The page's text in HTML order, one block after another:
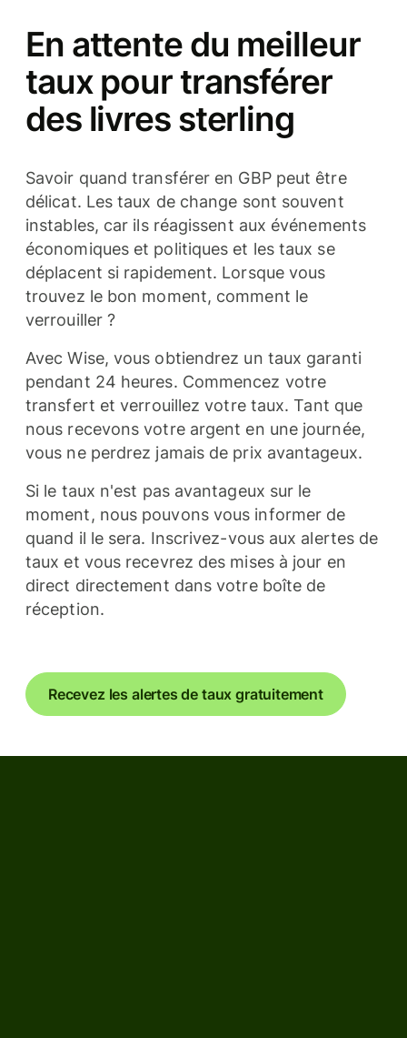
En attente du meilleur
taux pour transférer
des livres sterling
Savoir quand transférer en GBP peut être
délicat. Les taux de change sont souvent
instables, car ils réagissent aux événements
économiques et politiques et les taux se
déplacent si rapidement. Lorsque vous
trouvez le bon moment, comment le
verrouiller ?
Avec Wise, vous obtiendrez un taux garanti
pendant 24 heures. Commencez votre
transfert et verrouillez votre taux. Tant que
nous recevons votre argent en une journée,
vous ne perdrez jamais de prix avantageux.
Si le taux n'est pas avantageux sur le
moment, nous pouvons vous informer de
quand il le sera. Inscrivez-vous aux alertes de
taux et vous recevrez des mises à jour en
direct directement dans votre boîte de
réception.
Recevez les alertes de taux gratuitement